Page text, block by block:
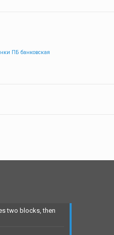
ПБ банковская
two blocks, then